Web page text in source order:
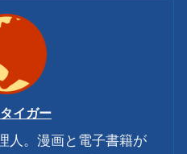
イガー
人。漫画と電子書籍が